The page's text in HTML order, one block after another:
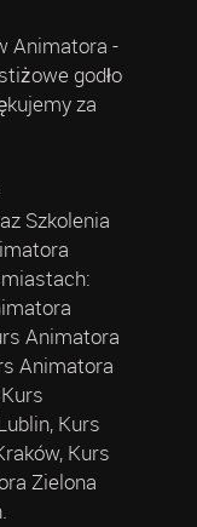
Animatora -
godło
za
Szkolenia
Animatora
Animatora
Kurs
Kurs
Zielona